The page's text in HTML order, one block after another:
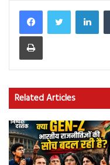
Print
Related Articles